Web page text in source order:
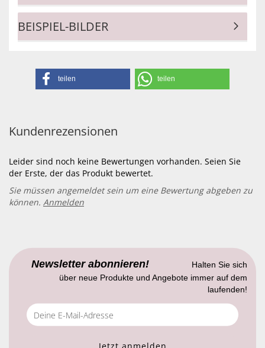
BEISPIEL-BILDER
teilen teilen
Kundenrezensionen
Leider sind noch keine Bewertungen vorhanden. Seien Sie
der Erste, der das Produkt bewertet.
Sie müssen angemeldet sein um eine Bewertung abgeben zu
können. Anmelden
Newsletter abonnieren!
Halten Sie sich
über neue Produkte und Angebote immer auf dem
laufenden!